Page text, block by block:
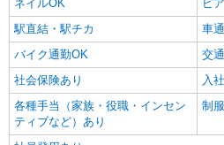
ネイルOK
ピ
駅直結・駅チカ
車
バイク通勤OK
交
社会保険あり
入
各種手当（家族・役職・インセン
ティブなど）あり
制